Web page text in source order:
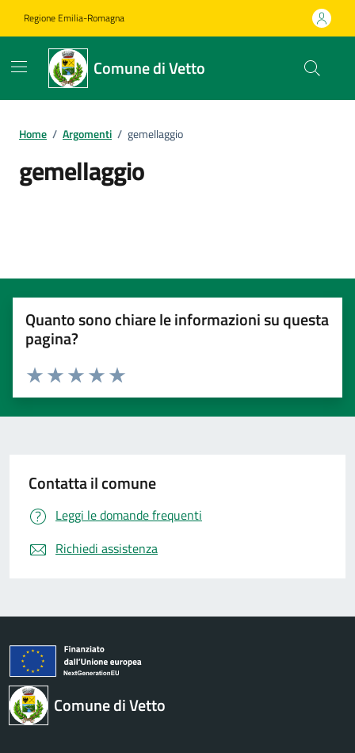
Regione Emilia-Romagna
Comune di Vetto
Home / Argomenti / gemellaggio
gemellaggio
Quanto sono chiare le informazioni su questa
pagina?
Valuta 5 stelle su 5
Valuta 4 stelle su 5
Valuta 3 stelle su 5
Valuta 2 stelle su 5
Valuta 1 stelle su 5
Contatta il comune
Leggi le domande frequenti
Richiedi assistenza
Comune di Vetto